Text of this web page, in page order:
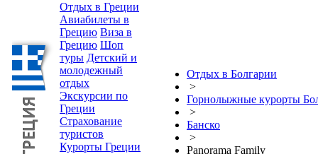
Отдых в Греции
Авиабилеты в
Грецию Виза в
Грецию Шоп
туры Детский и
молодежный
отдых
Экскурсии по
Греции
Страхование
туристов
Курорты Греции
Отдых в Болгарии
>
Горнолыжные курорты
>
Банско
>
Panorama Family